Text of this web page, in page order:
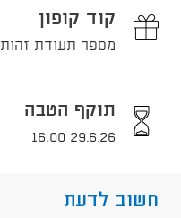
קוד קופון
מספר תעודת זהות
תוקף הטבה
29.6.26 16:00
חשוב לדעת